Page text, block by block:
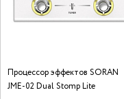
Процессор эффектов SORAN
JME-02 Dual Stomp Lite